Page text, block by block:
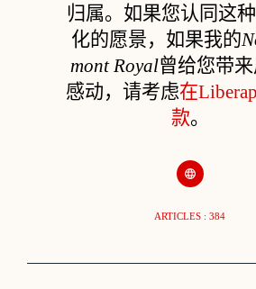
归属。如果您认同这
化的愿景，如果我的
mont Royal曾给您带
感动，请考虑在
款。
ARTICLES : 384